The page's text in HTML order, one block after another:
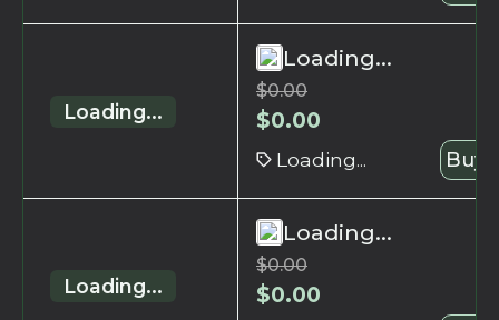
Loading...
Loading...
$0.00
$0.00
Loading... Buy
Loading...
Loading...
$0.00
$0.00